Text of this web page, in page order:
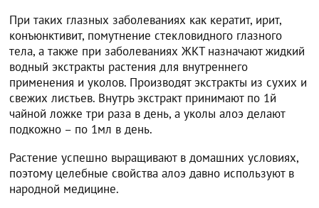
При таких глазных заболеваниях как кератит, ирит,
конъюнктивит, помутнение стекловидного глазного
тела, а также при заболеваниях ЖКТ назначают жидкий
водный экстракты растения для внутреннего
применения и уколов. Производят экстракты из сухих и
свежих листьев. Внутрь экстракт принимают по 1й
чайной ложке три раза в день, а уколы алоэ делают
подкожно – по 1мл в день.
Растение успешно выращивают в домашних условиях,
поэтому целебные свойства алоэ давно используют в
народной медицине.